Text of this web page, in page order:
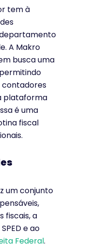
tem à
A Makro
busca uma
contadores
plataforma
é uma
fiscal
um conjunto
fiscais, a
e ao
Federal.